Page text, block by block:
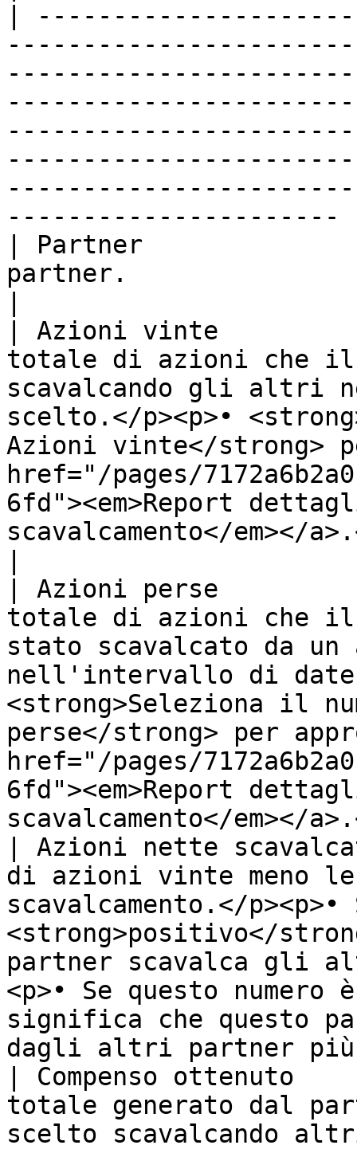
|
----------------------
| Partner
partner.
| Azioni vinte
totale di azioni che il
scavalcando gli altri
scelto.</p><p>•
Azioni vinte</strong>
href="/pages/
6fd"><em>Report
scavalcamento</em></
| Azioni perse
totale di azioni che il
stato scavalcato da
nell'intervallo di date
<strong>Seleziona il
perse</strong> per
href="/pages/
6fd"><em>Report
scavalcamento</
| Azioni nette
di azioni vinte meno
scavalcamento.</
<strong>positivo</
partner scavalca gli
<p>• Se questo
significa che questo
dagli altri partner più
| Compenso
totale generato dal
scelto scavalcando